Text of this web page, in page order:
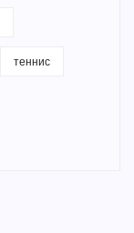
теннис